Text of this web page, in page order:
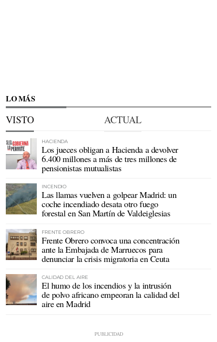
LO MÁS
VISTO ACTUAL
HACIENDA
Los jueces obligan a Hacienda a devolver
6.400 millones a más de tres millones de
pensionistas mutualistas
INCENDIO
Las llamas vuelven a golpear Madrid: un
coche incendiado desata otro fuego
forestal en San Martín de Valdeiglesias
FRENTE OBRERO
Frente Obrero convoca una concentración
ante la Embajada de Marruecos para
denunciar la crisis migratoria en Ceuta
CALIDAD DEL AIRE
El humo de los incendios y la intrusión
de polvo africano empeoran la calidad del
aire en Madrid